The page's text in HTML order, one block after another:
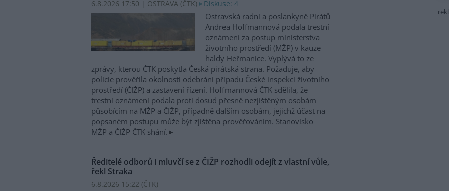
6.8.2026 17:50 | OSTRAVA (ČTK) Diskuse: 4
Ostravská radní a poslankyně Pirátů
Andrea Hoffmannová podala trestní
oznámení za postup ministerstva
životního prostředí (MŽP) v kauze
haldy Heřmanice. Vyplývá to ze
zprávy, kterou ČTK poskytla Česká pirátská strana. Požaduje, aby
policie prověřila okolnosti odebrání případu České inspekci životního
prostředí (ČIŽP) a zastavení řízení. Hoffmannová ČTK sdělila, že
trestní oznámení podala proti dosud přesně nezjištěným osobám
působícím na MŽP a ČIŽP, případně dalším osobám, jejichž účast na
popsaném postupu může být zjištěna prověřováním. Stanovisko
MŽP a ČIŽP ČTK shání.
Ředitelé odborů i mluvčí se z ČIŽP rozhodli odejít z vlastní vůle,
řekl Straka
6.8.2026 15:22 (ČTK)